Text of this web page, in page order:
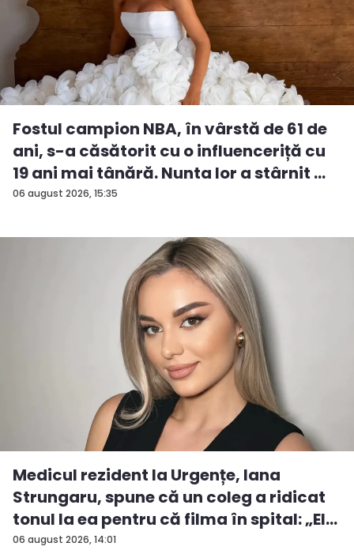
06 august 2026, 15:35
Fostul campion NBA, în vârstă de 61 de
ani, s-a căsătorit cu o influenceriță cu
19 ani mai tânără. Nunta lor a stârnit ...
06 august 2026, 14:01
Medicul rezident la Urgențe, Iana
Strungaru, spune că un coleg a ridicat
tonul la ea pentru că filma în spital: „El
a...